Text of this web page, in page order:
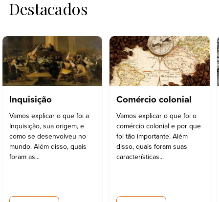
Destacados
Inquisição
Vamos explicar o que foi a
Inquisição, sua origem, e
como se desenvolveu no
mundo. Além disso, quais
foram as...
Comércio colonial
Vamos explicar o que foi o
comércio colonial e por que
foi tão importante. Além
disso, quais foram suas
características...